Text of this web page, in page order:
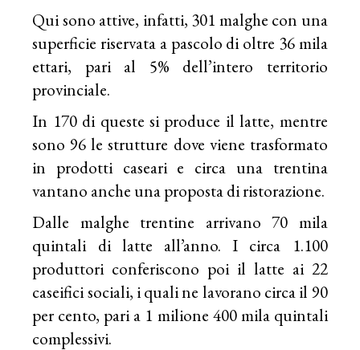
Qui sono attive, infatti, 301 malghe con una
superficie riservata a pascolo di oltre 36 mila
ettari, pari al 5% dell’intero territorio
provinciale.
In 170 di queste si produce il latte, mentre
sono 96 le strutture dove viene trasformato
in prodotti caseari e circa una trentina
vantano anche una proposta di ristorazione.
Dalle malghe trentine arrivano 70 mila
quintali di latte all’anno. I circa 1.100
produttori conferiscono poi il latte ai 22
caseifici sociali, i quali ne lavorano circa il 90
per cento, pari a 1 milione 400 mila quintali
complessivi.